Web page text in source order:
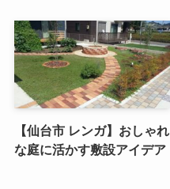
【仙台市 レンガ】おしゃれ
な庭に活かす敷設アイデア